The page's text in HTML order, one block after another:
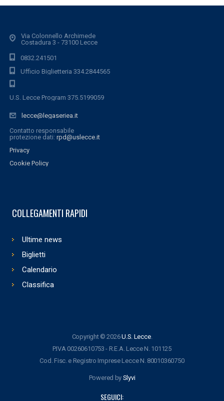
Via Colonnello Archimede
Costadura 3 - 73100 Lecce
0832.241501
Ufficio Biglietteria 334.2844565
U.S. Lecce Program 375.5199059
lecce@legaseriea.it
Contatto responsabile
protezione dati: rpd@uslecce.it
Privacy
Cookie Policy
COLLEGAMENTI RAPIDI
Ultime news
Biglietti
Calendario
Classifica
Copyright © 2026U.S. Lecce.
P.IVA 00260610753 - R.E.A. Lecce N. 101125
Cod. Fisc. e Registro Imprese Lecce N. 80010360750
Powered by Slyvi
SEGUICI: